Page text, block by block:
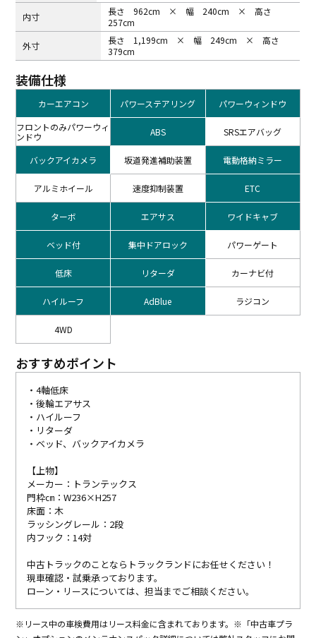
内⼨
長さ 962cm × 幅 240cm × 高さ
257cm
外⼨
長さ 1,199cm × 幅 249cm × 高さ
379cm
装備仕様
カーエアコン パワーステアリング
パワーウィンドウ
フロントのみパワーウィ
ンドウ
ABS SRSエアバッグ
バックアイカメラ 坂道発進補助装置 電動格納ミラー
アルミホイール 速度抑制装置 ETC
ターボ エアサス ワイドキャブ
ベッド付 集中ドアロック パワーゲート
低床 リターダ カーナビ付
ハイルーフ AdBlue ラジコン
4WD
おすすめポイント
・4軸低床
・後輪エアサス
・ハイルーフ
・リターダ
・ベッド、バックアイカメラ
【上物】
メーカー：トランテックス
門枠㎝：W236×H257
床面：木
ラッシングレール：2段
内フック：14対
中古トラックのことならトラックランドにお任せください！
現車確認・試乗承っております。
ローン・リースについては、担当までご相談ください。
※リース中の車検費用はリース料金に含まれております。※「中古車プラ